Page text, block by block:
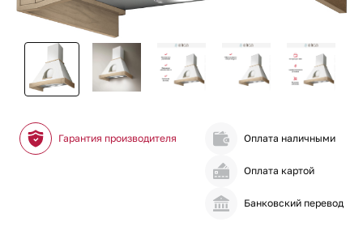
Гарантия производителя Оплата наличными
Оплата картой
Банковский перевод